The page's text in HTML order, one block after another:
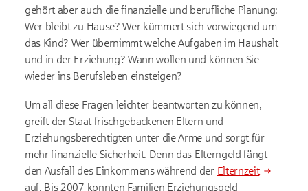
gehört aber auch die finanzielle und berufliche Planung:
Wer bleibt zu Hause? Wer kümmert sich vorwiegend um
das Kind? Wer übernimmt welche Aufgaben im Haushalt
und in der Erziehung? Wann wollen und können Sie
wieder ins Berufsleben einsteigen?
Um all diese Fragen leichter beantworten zu können,
greift der Staat frischgebackenen Eltern und
Erziehungsberechtigten unter die Arme und sorgt für
mehr finanzielle Sicherheit. Denn das Elterngeld fängt
den Ausfall des Einkommens während der Elternzeit
auf. Bis 2007 konnten Familien Erziehungsgeld